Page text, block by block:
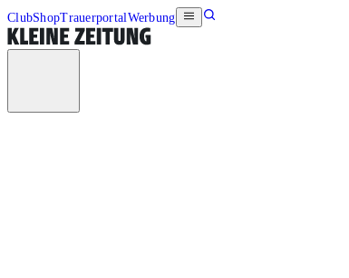
ClubShopTrauerportalWerbung